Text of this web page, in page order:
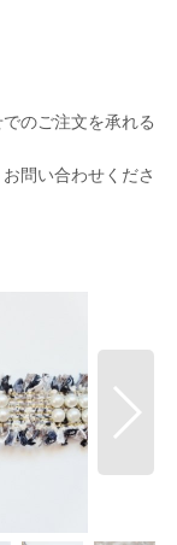
のご注文を承れる
問い合わせくださ